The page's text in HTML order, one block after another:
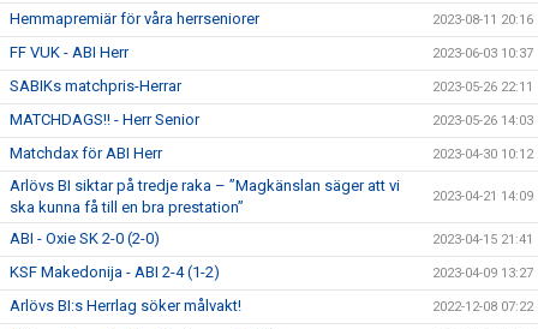
Hemmapremiär för våra herrseniorer 2023-08-11 20:16
FF VUK - ABI Herr 2023-06-03 10:37
SABIKs matchpris-Herrar 2023-05-26 22:11
MATCHDAGS!! - Herr Senior 2023-05-26 14:03
Matchdax för ABI Herr 2023-04-30 10:12
Arlövs BI siktar på tredje raka – ”Magkänslan säger att vi
ska kunna få till en bra prestation”
2023-04-21 14:09
ABI - Oxie SK 2-0 (2-0) 2023-04-15 21:41
KSF Makedonija - ABI 2-4 (1-2) 2023-04-09 13:27
Arlövs BI:s Herrlag söker målvakt! 2022-12-08 07:22